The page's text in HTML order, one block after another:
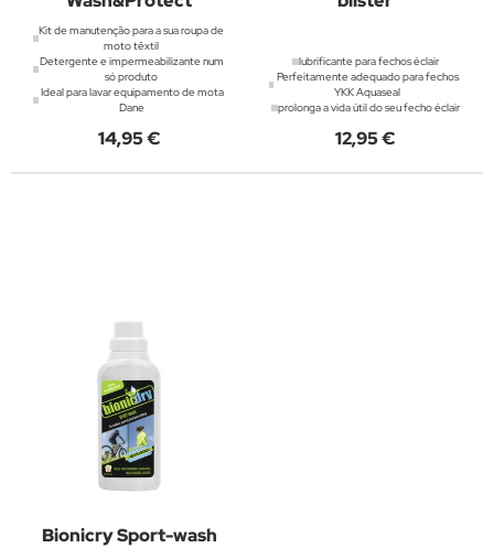
Kit de manutenção para a sua roupa de
moto têxtil
Detergente e impermeabilizante num
só produto
Ideal para lavar equipamento de mota
Dane
14,95 €
lubrificante para fechos éclair
Perfeitamente adequado para fechos
YKK Aquaseal
prolonga a vida útil do seu fecho éclair
12,95 €
Bionicry Sport-wash